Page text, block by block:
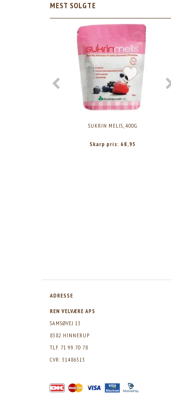
MEST SOLGTE
SUKRIN MELIS, 400G.
Skarp pris:68,95
ADRESSE
REN VELVÆRE APS
SAMSØVEJ 13
8382 HINNERUP
TLF. 71 99 70 78
CVR: 31486513